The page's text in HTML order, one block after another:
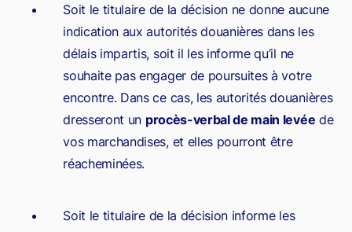
Soit le titulaire de la décision ne donne aucune
indication aux autorités douanières dans les
délais impartis, soit il les informe qu’il ne
souhaite pas engager de poursuites à votre
encontre. Dans ce cas, les autorités douanières
dresseront un procès-verbal de main levée de
vos marchandises, et elles pourront être
réacheminées.
Soit le titulaire de la décision informe les